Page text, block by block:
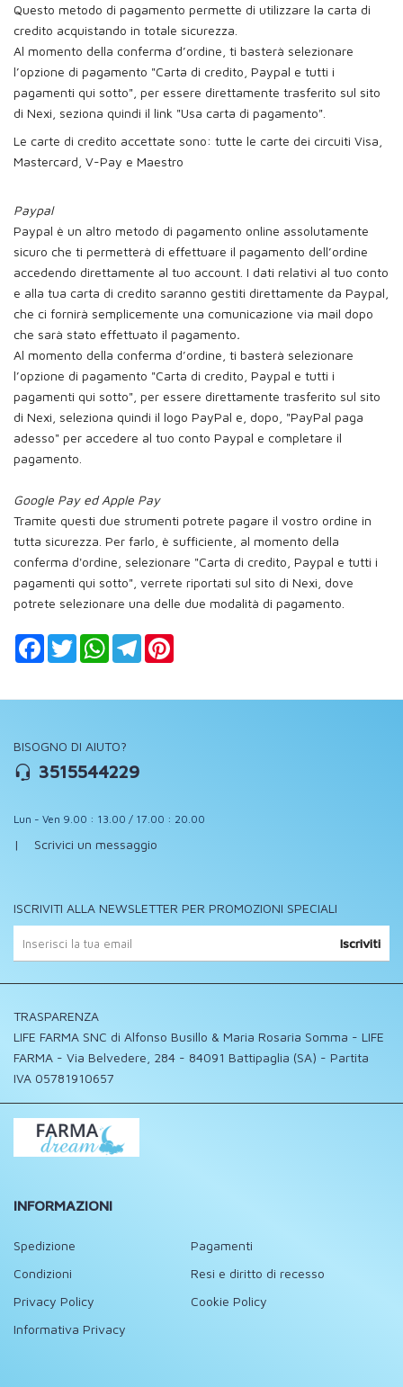
Questo metodo di pagamento permette di utilizzare la carta di
credito acquistando in totale sicurezza.
Al momento della conferma d’ordine, ti basterà selezionare
l’opzione di pagamento "Carta di credito, Paypal e tutti i
pagamenti qui sotto", per essere direttamente trasferito sul sito
di Nexi, seziona quindi il link "Usa carta di pagamento".
Le carte di credito accettate sono: tutte le carte dei circuiti Visa,
Mastercard, V-Pay e Maestro
Paypal
Paypal è un altro metodo di pagamento online assolutamente
sicuro che ti permetterà di effettuare il pagamento dell’ordine
accedendo direttamente al tuo account. I dati relativi al tuo conto
e alla tua carta di credito saranno gestiti direttamente da Paypal,
che ci fornirà semplicemente una comunicazione via mail dopo
che sarà stato effettuato il pagamento.
Al momento della conferma d’ordine, ti basterà selezionare
l’opzione di pagamento "Carta di credito, Paypal e tutti i
pagamenti qui sotto", per essere direttamente trasferito sul sito
di Nexi, seleziona quindi il logo PayPal e, dopo, "PayPal paga
adesso" per accedere al tuo conto Paypal e completare il
pagamento.
Google Pay ed Apple Pay
Tramite questi due strumenti potrete pagare il vostro ordine in
tutta sicurezza. Per farlo, è sufficiente, al momento della
conferma d'ordine, selezionare "Carta di credito, Paypal e tutti i
pagamenti qui sotto", verrete riportati sul sito di Nexi, dove
potrete selezionare una delle due modalità di pagamento.
FacebookTwitterWhatsApp
Telegram
BISOGNO DI AIUTO?
3515544229
Lun - Ven 9.00 : 13.00 / 17.00 : 20.00
| Scrivici un messaggio
ISCRIVITI ALLA NEWSLETTER PER PROMOZIONI SPECIALI
Iscriviti
TRASPARENZA
LIFE FARMA SNC di Alfonso Busillo & Maria Rosaria Somma - LIFE
FARMA - Via Belvedere, 284 - 84091 Battipaglia (SA) - Partita
IVA 05781910657
INFORMAZIONI
Spedizione
Pagamenti
Condizioni
Resi e diritto di recesso
Privacy Policy
Cookie Policy
Informativa Privacy